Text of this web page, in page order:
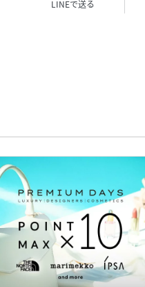
LINEで送る